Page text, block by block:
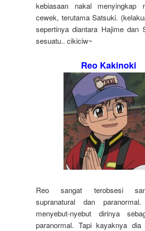
kebiasaan nakal menyingkap
cewek, terutama Satsuki.
sepertinya diantara Hajime dan
sesuatu.. cikiciw~
Reo Kakinoki
Reo sangat terobsesi
supranatural dan
menyebut-nyebut dirinya
paranormal. Tapi kayaknya dia